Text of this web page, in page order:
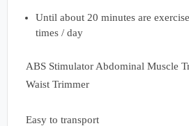
Until about 20 minutes are
times / day
ABS Stimulator Abdominal Muscle
Waist Trimmer
Easy to transport